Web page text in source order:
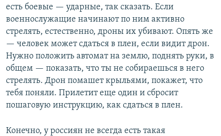
есть боевые — ударные, так сказать. Если
военнослужащие начинают по ним активно
стрелять, естественно, дроны их убивают. Опять же
— человек может сдаться в плен, если видит дрон.
Нужно положить автомат на землю, поднять руки, в
общем — показать, что ты не собираешься в него
стрелять. Дрон помашет крыльями, покажет, что
тебя поняли. Прилетит еще один и сбросит
пошаговую инструкцию, как сдаться в плен.
Конечно, у россиян не всегда есть такая